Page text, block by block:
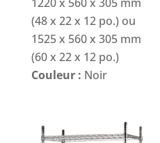
(48 x 22 x 12 po.) ou
1525 x 560 x 305 mm
(60 x 22 x 12 po.)
Couleur : Noir